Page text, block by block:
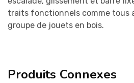
traits fonctionnels comme tous
groupe de jouets en bois.
Produits Connexes